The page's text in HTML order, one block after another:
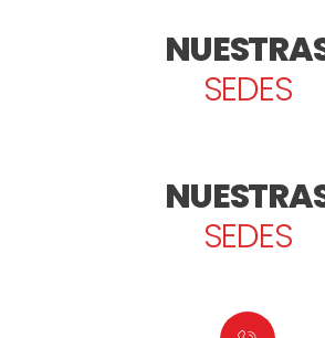
SEDES
SEDES